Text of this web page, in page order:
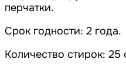
перчатки.
Срок годности: 2 года.
Количество стирок: 25